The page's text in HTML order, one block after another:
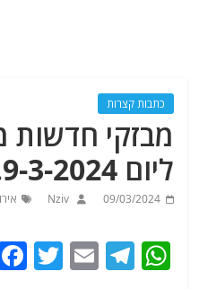
כתבות קצרות
מבזקי חדשות
ליום 9-3-2024. מתעדכן
09/03/2024
Nziv
W
T
E
T